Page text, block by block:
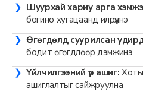
Шуурхай хариу арга
богино хугацаанд илрүүлнэ
Өгөгдөлд суурилсан
бодит өгөгдлөөр дэмжинэ
Үйлчилгээний үр ашиг:
ашиглалтыг сайжруулна